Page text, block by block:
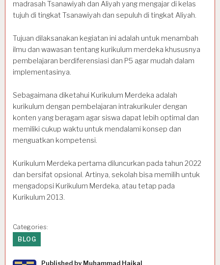
madrasah Tsanawiyah dan Aliyah yang mengajar di kelas
tujuh di tingkat Tsanawiyah dan sepuluh di tingkat Aliyah.
Tujuan dilaksanakan kegiatan ini adalah untuk menambah
ilmu dan wawasan tentang kurikulum merdeka khususnya
pembelajaran berdiferensiasi dan P5 agar mudah dalam
implementasinya.
Sebagaimana diketahui Kurikulum Merdeka adalah
kurikulum dengan pembelajaran intrakurikuler dengan
konten yang beragam agar siswa dapat lebih optimal dan
memiliki cukup waktu untuk mendalami konsep dan
menguatkan kompetensi.
Kurikulum Merdeka pertama diluncurkan pada tahun 2022
dan bersifat opsional. Artinya, sekolah bisa memilih untuk
mengadopsi Kurikulum Merdeka, atau tetap pada
Kurikulum 2013.
Categories:
BLOG
Published by Muhammad Haikal